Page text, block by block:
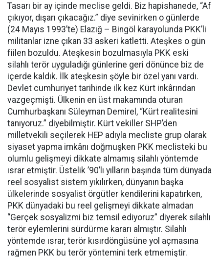
Tasarı bir ay içinde meclise geldi. Biz hapishanede, “Af
çıkıyor, dışarı çıkacağız.” diye sevinirken o günlerde
(24 Mayıs 1993’te) Elazığ – Bingöl karayolunda PKK’li
militanlar izne çıkan 33 askeri katletti. Ateşkes o gün
fiilen bozuldu. Ateşkesin bozulmasıyla PKK eski
silahlı terör uyguladığı günlerine geri dönünce biz de
içerde kaldık. İlk ateşkesin şöyle bir özel yanı vardı.
Devlet cumhuriyet tarihinde ilk kez Kürt inkârından
vazgeçmişti. Ülkenin en üst makamında oturan
Cumhurbaşkanı Süleyman Demirel, “Kürt realitesini
tanıyoruz.” diyebilmiştir. Kürt vekiller SHP’den
milletvekili seçilerek HEP adıyla mecliste grup olarak
siyaset yapma imkânı doğmuşken PKK meclisteki bu
olumlu gelişmeyi dikkate almamış silahlı yöntemde
ısrar etmiştir. Üstelik ’90’lı yılların başında tüm dünyada
reel sosyalist sistem yıkılırken, dünyanın başka
ülkelerinde sosyalist örgütler kendilerini kapatırken,
PKK dünyadaki bu reel gelişmeyi dikkate almadan
“Gerçek sosyalizmi biz temsil ediyoruz” diyerek silahlı
terör eylemlerini sürdürme kararı almıştır. Silahlı
yöntemde ısrar, terör kısırdöngüsüne yol açmasına
rağmen PKK bu terör yöntemini terk etmemiştir.